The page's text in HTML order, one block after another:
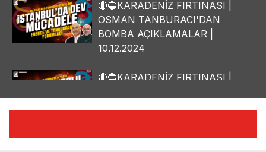
🔴🔵KARADENİZ FIRTINASI |
OSMAN TANBURACI'DAN
BOMBA AÇIKLAMALAR |
10.12.2024
🔴🔵KARADENİZ FIRTINASI |
🔴🔵KARADENİZ FIRTINASI |